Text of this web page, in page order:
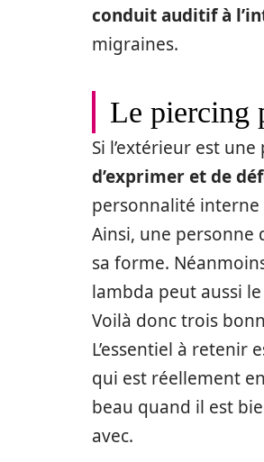
conduit auditif à
migraines.
Le piercing
Si l’extérieur est
d’exprimer et de
personnalité interne
Ainsi, une personne
sa forme.
lambda peut aussi
Voilà donc trois
L’essentiel à retenir
qui est réellement
beau quand il est
avec.